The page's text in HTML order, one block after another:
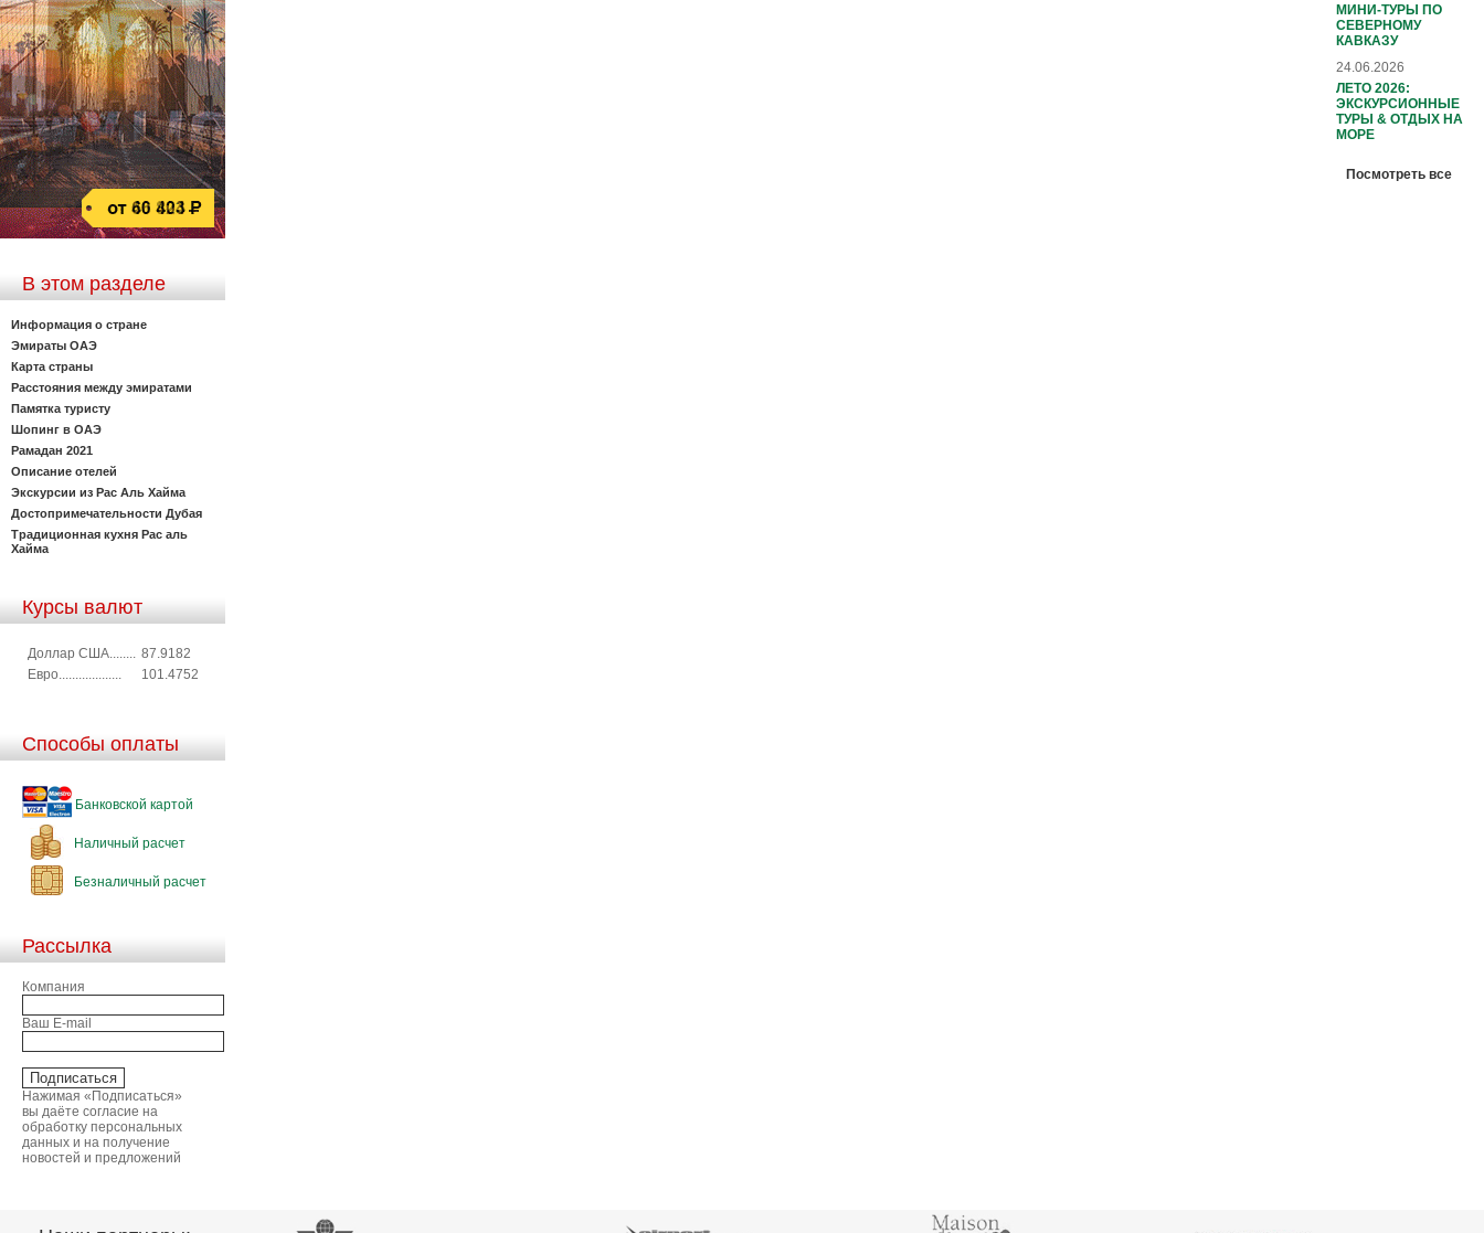
В этом разделе
Информация о стране
Эмираты ОАЭ
Карта страны
Расстояния между эмиратами
Памятка туристу
Шопинг в ОАЭ
Рамадан 2021
Описание отелей
Экскурсии из Рас Аль Хайма
Достопримечательности Дубая
Традиционная кухня Рас аль
Хайма
Курсы валют
Доллар США........ 87.9182
Евро...................
101.4752
Способы оплаты
Банковской картой
Наличный расчет
Безналичный расчет
Рассылка
Компания
Ваш E-mail
Нажимая «Подписаться»
вы даёте согласие на
обработку персональных
данных и на получение
новостей и предложений
МИНИ-ТУРЫ ПО
СЕВЕРНОМУ
КАВКАЗУ
24.06.2026
ЛЕТО 2026:
ЭКСКУРСИОННЫЕ
ТУРЫ & ОТДЫХ НА
МОРЕ
Посмотреть все